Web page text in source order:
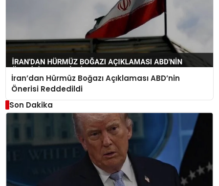
İran’dan Hürmüz Boğazı Açıklaması ABD’nin
Önerisi Reddedildi
Son Dakika